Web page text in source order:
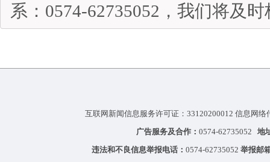
系：0574-62735052，我们将及
互联网新闻信息服务许可证：33120200012 信息网
广告服务及合作： 0574-62735052 地
违法和不良信息举报电话： 0574-62735052 举报邮